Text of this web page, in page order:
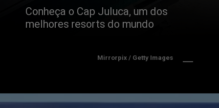
Conheça o Cap Juluca, um dos
melhores resorts do mundo
Mirrorpix / Getty Images